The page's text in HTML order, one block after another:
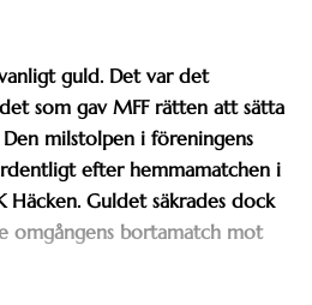
guld. Det var det
som gav MFF rätten att sätta
milstolpen i föreningens
efter hemmamatchen i
Häcken. Guldet säkrades dock
omgångens bortamatch mot